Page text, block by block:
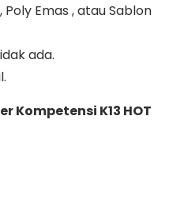
Poly Emas , atau Sablon
ada.
Kompetensi K13 HOT